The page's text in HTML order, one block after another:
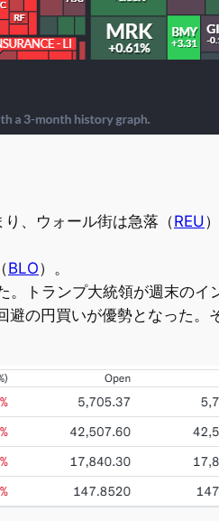
、ウォール街は急落（REU
BLO）。
トランプ大統領が週末のイ
の円買いが優勢となった。